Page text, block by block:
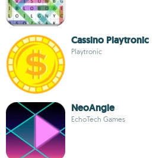
Cassino Playtronic
Playtronic
NeoAngle
EchoTech Games